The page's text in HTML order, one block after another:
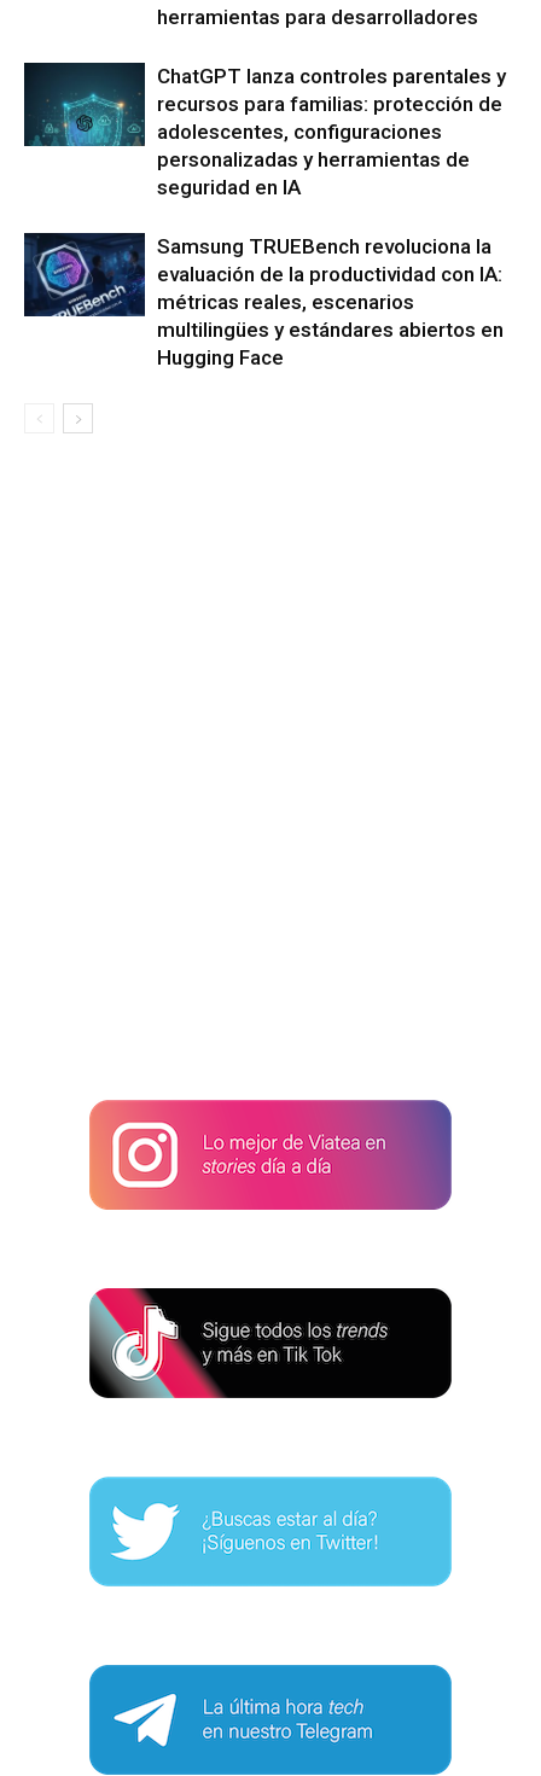
herramientas para desarrolladores
ChatGPT lanza controles parentales y
recursos para familias: protección de
adolescentes, configuraciones
personalizadas y herramientas de
seguridad en IA
Samsung TRUEBench revoluciona la
evaluación de la productividad con IA:
métricas reales, escenarios
multilingües y estándares abiertos en
Hugging Face